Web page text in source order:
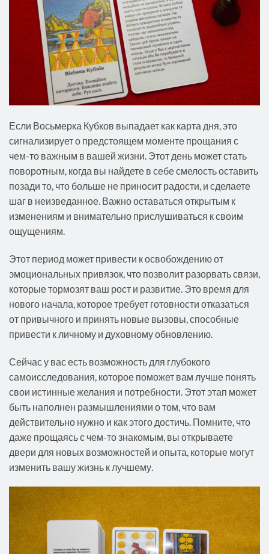
Если Восьмерка Кубков выпадает как карта дня, это
сигнализирует о предстоящем моменте прощания с
чем-то важным в вашей жизни. Этот день может стать
поворотным, когда вы найдете в себе смелость оставить
позади то, что больше не приносит радости, и сделаете
шаг в неизведанное. Важно оставаться открытым к
изменениям и внимательно прислушиваться к своим
ощущениям.
Этот период может привести к освобождению от
эмоциональных привязок, что позволит разорвать связи,
которые тормозят ваш рост и развитие. Это время для
нового начала, которое требует готовности отказаться
от привычного и принять новые вызовы, способные
привести к личному и духовному обновлению.
Сейчас у вас есть возможность для глубокого
самоисследования, которое поможет вам лучше понять
свои истинные желания и потребности. Этот этап может
быть наполнен размышлениями о том, что вам
действительно нужно и как этого достичь. Помните, что
даже прощаясь с чем-то знакомым, вы открываете
двери для новых возможностей и опыта, которые могут
изменить вашу жизнь к лучшему.